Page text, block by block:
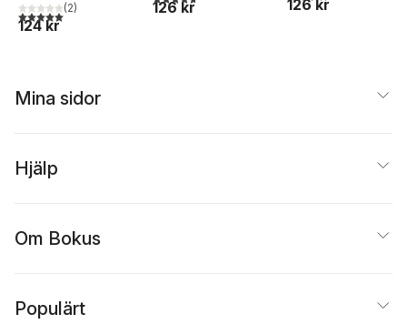
5,0utav 5 stjärnor. Totalt antal röster:
(2)
124 kr
126 kr 126 kr
Mina sidor
Hjälp
Om Bokus
Populärt